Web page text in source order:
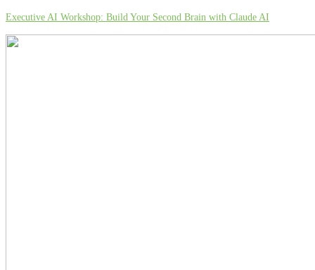
Executive AI Workshop: Build Your Second Brain with Claude AI